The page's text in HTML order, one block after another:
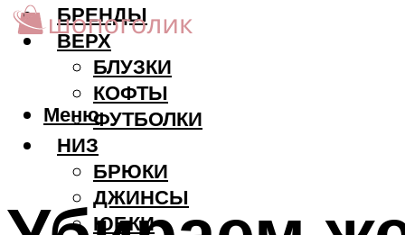
БРЕНДЫ
ВЕРХ
БЛУЗКИ
КОФТЫ
ФУТБОЛКИ
НИЗ
БРЮКИ
ДЖИНСЫ
ЮБКИ
Меню